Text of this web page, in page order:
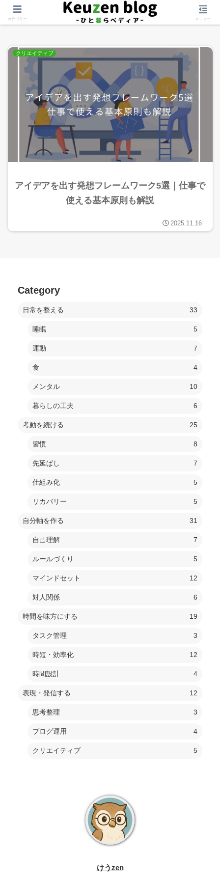
アイデア発案
クリエイティブ
アイデアを出す発想フレームワーク5選｜仕事で
使える基本原則も解説
2025.11.16
Category
日常を整える 33
睡眠 5
運動 7
食 4
メンタル 10
暮らしの工夫 6
考動を続ける 25
習慣 8
先延ばし 7
仕組み化 5
リカバリー 5
自分軸を作る 31
自己理解 7
ルールづくり 5
マインドセット 12
対人関係 6
時間を味方にする 19
タスク管理 3
時短・効率化 12
時間設計 4
表現・発信する 12
思考整理 3
ブログ運用 4
クリエイティブ 5
けうzen
カテゴリー メニュー